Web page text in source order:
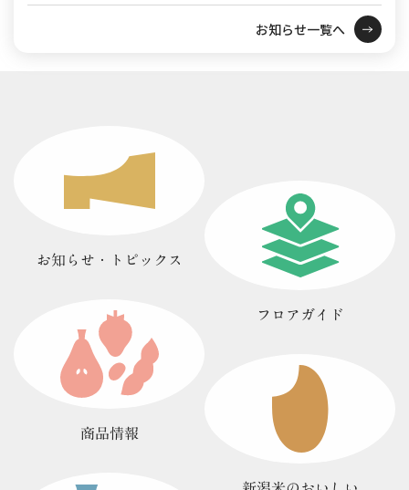
お知らせ一覧へ
お知らせ・ トピックス
フロアガイド
商品情報